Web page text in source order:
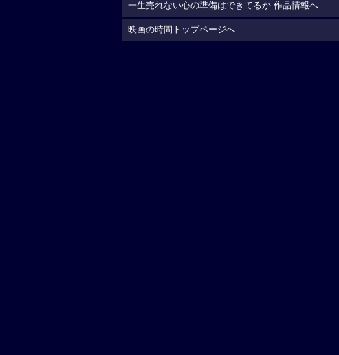
一生売れない心の準備はできてるか 作品情報へ
映画の時間トップページへ